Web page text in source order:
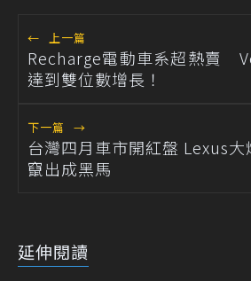
← 上一篇
Recharge電動車系超熱賣
達到雙位數增長！
下一篇 →
台灣四月車市開紅盤 Lexus大
竄出成黑馬
延伸閱讀